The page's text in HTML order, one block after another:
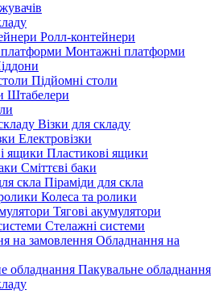
Ролл-контейнери
Монтажні платформи
Підйомні столи
Штабелери
Візки для складу
Електровізки
Пластикові ящики
Сміттєві баки
Піраміди для скла
Колеса та ролики
Тягові акумулятори
Стелажні системи
Обладнання на
Пакувальне обладнання